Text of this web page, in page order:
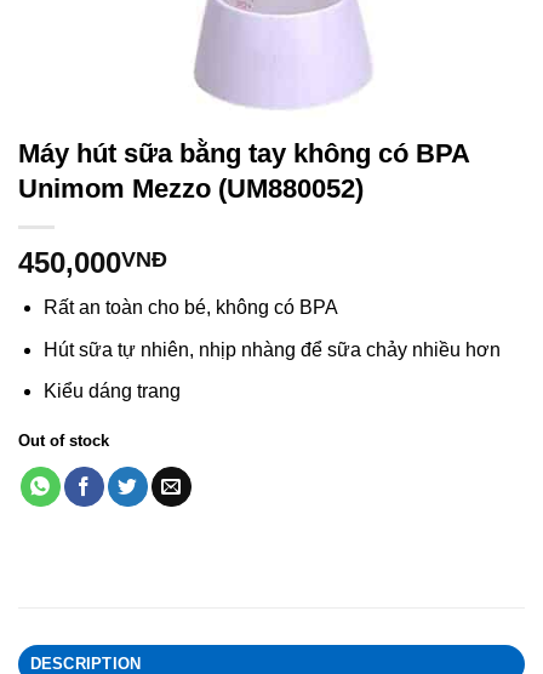
Máy hút sữa bằng tay không có BPA
Unimom Mezzo (UM880052)
450,000VNĐ
Rất an toàn cho bé, không có BPA
Hút sữa tự nhiên, nhịp nhàng để sữa chảy nhiều hơn
Kiểu dáng trang
Out of stock
DESCRIPTION